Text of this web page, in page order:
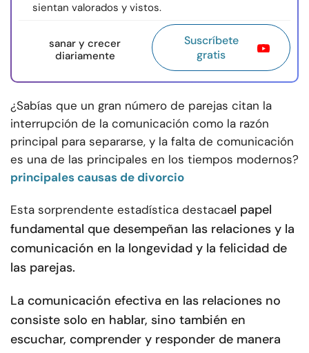
sientan valorados y vistos.
sanar y crecer
diariamente
Suscríbete
gratis
¿Sabías que un gran número de parejas citan la
interrupción de la comunicación como la razón
principal para separarse, y la falta de comunicación
es una de las principales en los tiempos modernos?
principales causas de divorcio
Esta sorprendente estadística destacael papel
fundamental que desempeñan las relaciones y la
comunicación en la longevidad y la felicidad de
las parejas.
La comunicación efectiva en las relaciones no
consiste solo en hablar, sino también en
escuchar, comprender y responder de manera